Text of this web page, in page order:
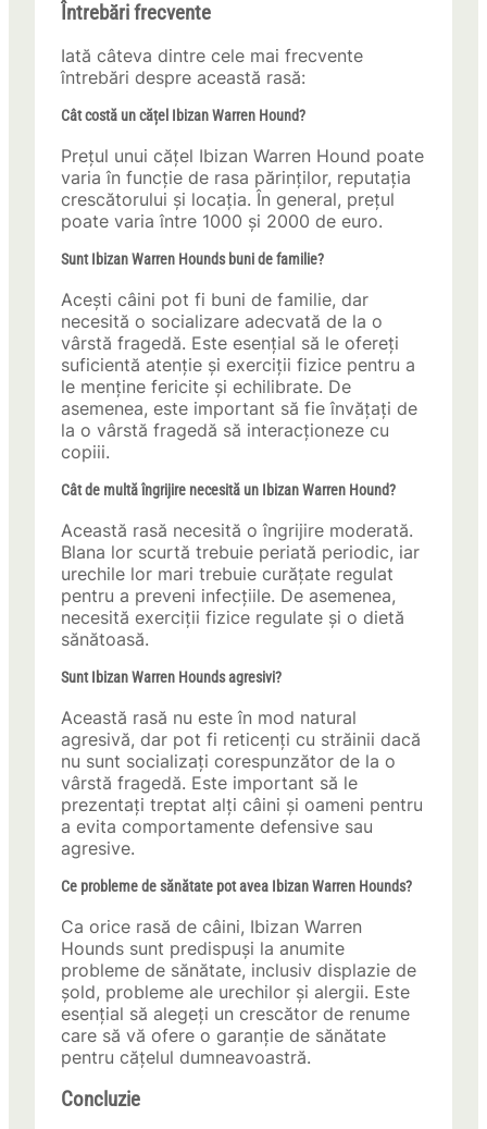
Întrebări frecvente
Iată câteva dintre cele mai frecvente
întrebări despre această rasă:
Cât costă un cățel Ibizan Warren Hound?
Prețul unui cățel Ibizan Warren Hound poate
varia în funcție de rasa părinților, reputația
crescătorului și locația. În general, prețul
poate varia între 1000 și 2000 de euro.
Sunt Ibizan Warren Hounds buni de familie?
Acești câini pot fi buni de familie, dar
necesită o socializare adecvată de la o
vârstă fragedă. Este esențial să le ofereți
suficientă atenție și exerciții fizice pentru a
le menține fericite și echilibrate. De
asemenea, este important să fie învățați de
la o vârstă fragedă să interacționeze cu
copiii.
Cât de multă îngrijire necesită un Ibizan Warren Hound?
Această rasă necesită o îngrijire moderată.
Blana lor scurtă trebuie periată periodic, iar
urechile lor mari trebuie curățate regulat
pentru a preveni infecțiile. De asemenea,
necesită exerciții fizice regulate și o dietă
sănătoasă.
Sunt Ibizan Warren Hounds agresivi?
Această rasă nu este în mod natural
agresivă, dar pot fi reticenți cu străinii dacă
nu sunt socializați corespunzător de la o
vârstă fragedă. Este important să le
prezentați treptat alți câini și oameni pentru
a evita comportamente defensive sau
agresive.
Ce probleme de sănătate pot avea Ibizan Warren Hounds?
Ca orice rasă de câini, Ibizan Warren
Hounds sunt predispuși la anumite
probleme de sănătate, inclusiv displazie de
șold, probleme ale urechilor și alergii. Este
esențial să alegeți un crescător de renume
care să vă ofere o garanție de sănătate
pentru cățelul dumneavoastră.
Concluzie